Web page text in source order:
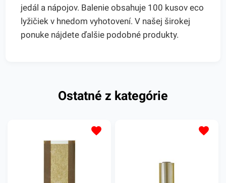
jedál a nápojov. Balenie obsahuje 100 kusov eco
lyžičiek v hnedom vyhotovení. V našej širokej
ponuke nájdete ďalšie podobné produkty.
Ostatné z kategórie